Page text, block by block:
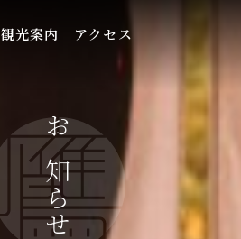
観光案内
アクセス
お知らせ